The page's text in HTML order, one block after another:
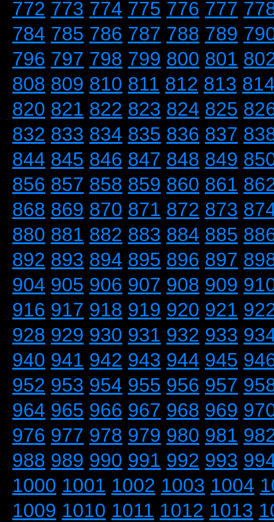
772 773 774 775 776 777
784 785 786 787 788 789
796 797 798 799 800 801
808 809 810 811 812 813
820 821 822 823 824 825
832 833 834 835 836 837
844 845 846 847 848 849
856 857 858 859 860 861
868 869 870 871 872 873
880 881 882 883 884 885
892 893 894 895 896 897
904 905 906 907 908 909
916 917 918 919 920 921
928 929 930 931 932 933
940 941 942 943 944 945
952 953 954 955 956 957
964 965 966 967 968 969
976 977 978 979 980 981
988 989 990 991 992 993
1000 1001 1002 1003 1004
1009 1010 1011 1012 1013